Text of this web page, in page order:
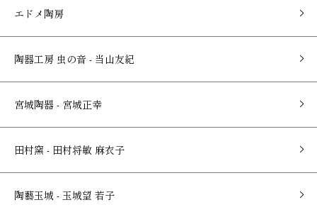
エドメ陶房
陶器工房 虫の音 - 当山友紀
宮城陶器 - 宮城正幸
田村窯 - 田村将敏 麻衣子
陶藝玉城 - 玉城望 若子